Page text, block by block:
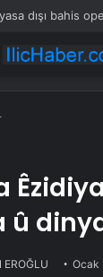
û
EROĞLU Ocak